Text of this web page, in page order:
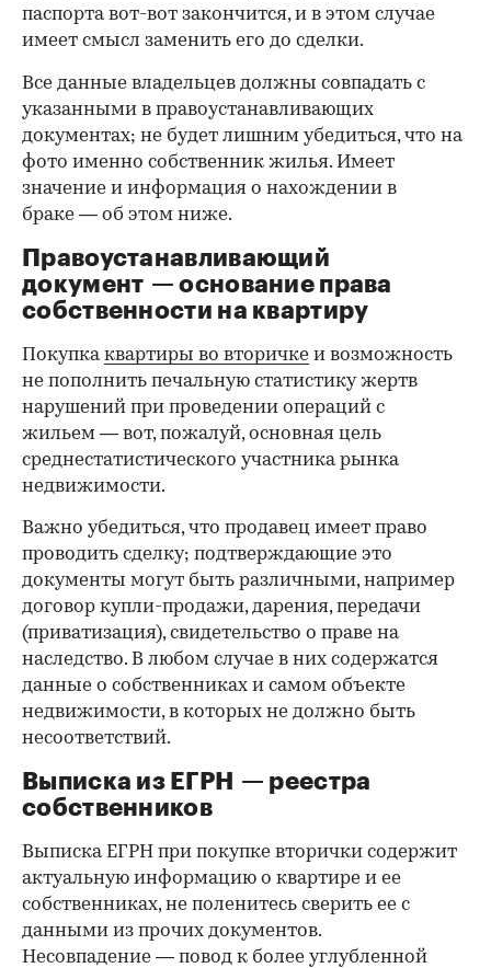
паспорта вот-вот закончится, и в этом случае
имеет смысл заменить его до сделки.
00:00 / 00:00
Все данные владельцев должны совпадать с
указанными в правоустанавливающих
документах; не будет лишним убедиться, что на
фото именно собственник жилья. Имеет
значение и информация о нахождении в
браке — об этом ниже.
Правоустанавливающий
документ — основание права
собственности на квартиру
Покупкаквартиры во вторичке и возможность
не пополнить печальную статистику жертв
нарушений при проведении операций с
жильем — вот, пожалуй, основная цель
среднестатистического участника рынка
недвижимости.
Важно убедиться, что продавец имеет право
проводить сделку; подтверждающие это
документы могут быть различными, например
договор купли-продажи, дарения, передачи
(приватизация), свидетельство о праве на
наследство. В любом случае в них содержатся
данные о собственниках и самом объекте
недвижимости, в которых не должно быть
несоответствий.
Выписка из ЕГРН — реестра
собственников
Выписка ЕГРН при покупке вторички содержит
актуальную информацию о квартире и ее
собственниках, не поленитесь сверить ее с
данными из прочих документов.
Несовпадение — повод к более углубленной